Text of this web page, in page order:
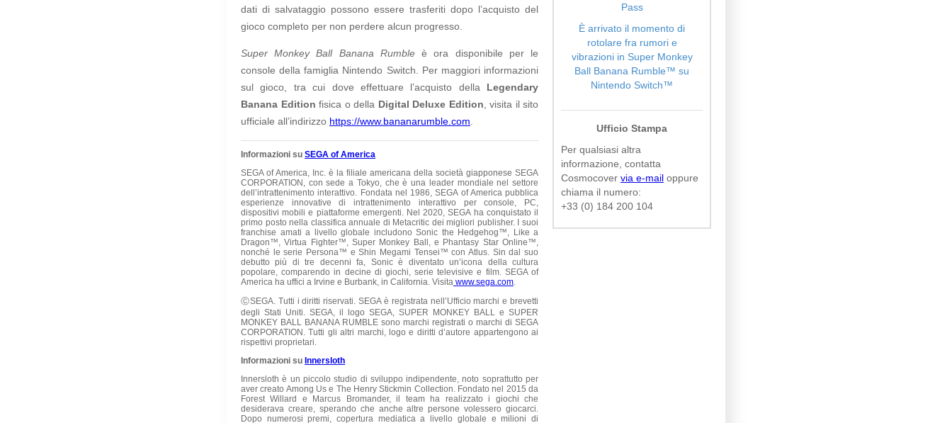
dati di salvataggio possono essere trasferiti dopo l’acquisto del
gioco completo per non perdere alcun progresso.
Super Monkey Ball Banana Rumbleè ora disponibile per le
console della famiglia Nintendo Switch. Per maggiori informazioni
sul gioco, tra cui dove effettuare l’acquisto della Legendary
Banana Edition fisica o della Digital Deluxe Edition , visita il sito
ufficiale all’indirizzo https://www.bananarumble.com
Informazioni su SEGA of America
SEGA of America, Inc. è la filiale americana della società giapponese SEGA
CORPORATION, con sede a Tokyo, che è una leader mondiale nel settore
dell’intrattenimento interattivo. Fondata nel 1986, SEGA of America pubblica
esperienze innovative di intrattenimento interattivo per console, PC,
dispositivi mobili e piattaforme emergenti. Nel 2020, SEGA ha conquistato il
primo posto nella classifica annuale di Metacritic dei migliori publisher. I suoi
franchise amati a livello globale includono Sonic the Hedgehog™, Like a
Dragon™, Virtua Fighter™, Super Monkey Ball, e Phantasy Star Online™,
nonché le serie Persona™ e Shin Megami Tensei™ con Atlus. Sin dal suo
debutto più di tre decenni fa, Sonic è diventato un’icona della cultura
popolare, comparendo in decine di giochi, serie televisive e film. SEGA of
America ha uffici a Irvine e Burbank, in California. Visita www.sega.com.
ⒸSEGA. Tutti i diritti riservati. SEGA è registrata nell’Ufficio marchi e brevetti
degli Stati Uniti. SEGA, il logo SEGA, SUPER MONKEY BALL e SUPER
MONKEY BALL BANANA RUMBLE sono marchi registrati o marchi di SEGA
CORPORATION. Tutti gli altri marchi, logo e diritti d’autore appartengono ai
rispettivi proprietari.
Informazioni su Innersloth
Innersloth è un piccolo studio di sviluppo indipendente, noto soprattutto per
aver creato Among Us e The Henry Stickmin Collection. Fondato nel 2015 da
Forest Willard e Marcus Bromander, il team ha realizzato i giochi che
desiderava creare, sperando che anche altre persone volessero giocarci.
Dopo numerosi premi, copertura mediatica a livello globale e milioni di
Pass
È arrivato il momento di
rotolare fra rumori e
vibrazioni in Super Monkey
Ball Banana Rumble™ su
Nintendo Switch™️
Ufficio Stampa
Per qualsiasi altra
informazione, contatta
Cosmocover via e-mail oppure
chiama il numero:
+33 (0) 184 200 104